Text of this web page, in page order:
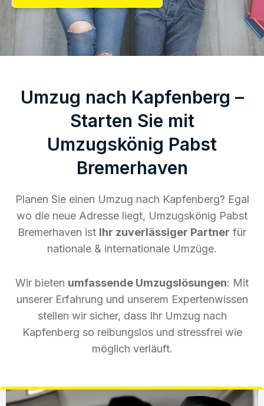
Umzug nach Kapfenberg –
Starten Sie mit
Umzugskönig Pabst
Bremerhaven
Planen Sie einen Umzug nach Kapfenberg? Egal
wo die neue Adresse liegt, Umzugskönig Pabst
Bremerhaven ist Ihr zuverlässiger Partner für
nationale & internationale Umzüge.
Wir bieten umfassende Umzugslösungen: Mit
unserer Erfahrung und unserem Expertenwissen
stellen wir sicher, dass Ihr Umzug nach
Kapfenberg so reibungslos und stressfrei wie
möglich verläuft.